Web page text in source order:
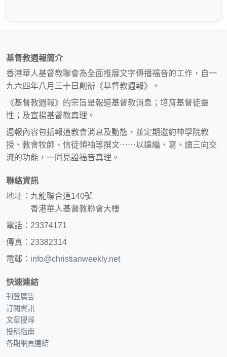
基督教週報簡介
香港華人基督教聯會為全面推展文字傳播福音的工作，自一
九六四年八月三十日創辦《基督教週報》。
《基督教週報》的宗旨是報道基督教消息；培育基督徒靈
性；及宣揚基督教真理。
週報內容包括報道教會消息及動態，並定期邀約神學院教
授、教會牧師、信徒領袖等撰文⋯⋯以達編、寫、讀三向交
流的功能，一同見證福音真理。
聯絡資訊
地址：九龍聯合道140號
香港華人基督教聯會大樓
電話：23374171
傳真：23382314
電郵： info@christianweekly.net
快速連結
刊登廣告
訂閱資訊
文章搜尋
投稿指南
各期網頁連結